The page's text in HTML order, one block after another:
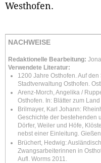
Westhofen.
NACHWEISE
Redaktionelle Bearbeitung:
Verwendete Literatur:
1200 Jahre Osthofen. Auf
Stadtverwaltung Osthofen.
Arenz-Morch, Angelika /
Osthofen. In: Blätter zum
Brilmayer, Karl Johann:
Geschichte der bestehenden
Dörfer, Weiler und Höfe,
nebst einer Einleitung.
Brüchert, Hedwig:
Zwangsarbeiterinnen in
Aufl. Worms 2011.